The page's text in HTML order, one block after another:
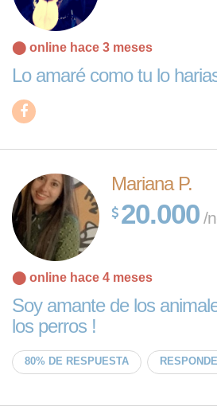
⬤ online hace 3 meses
Lo amaré como tu lo
Mariana P.
20.000 /
⬤ online hace 4 meses
Soy amante de los
los perros !
80% DE RESPUESTA